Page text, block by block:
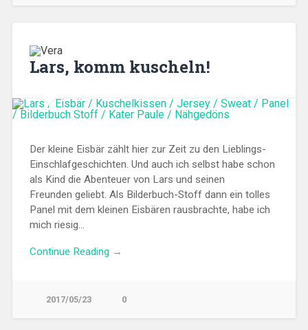
Lars, komm kuscheln!
Der kleine Eisbär zählt hier zur Zeit zu den Lieblings-
Einschlafgeschichten. Und auch ich selbst habe schon
als Kind die Abenteuer von Lars und seinen
Freunden geliebt. Als Bilderbuch-Stoff dann ein tolles
Panel mit dem kleinen Eisbären rausbrachte, habe ich
mich riesig…
Continue Reading →
2017/05/23 0